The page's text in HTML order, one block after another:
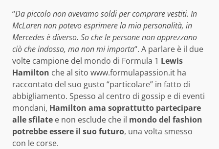
“Da piccolo non avevamo soldi per comprare vestiti. In
McLaren non potevo esprimere la mia personalità, in
Mercedes è diverso. So che le persone non apprezzano
ciò che indosso, ma non mi importa“. A parlare è il due
volte campione del mondo di Formula 1 Lewis
Hamilton che al sito www.formulapassion.it ha
raccontato del suo gusto “particolare” in fatto di
abbigliamento. Spesso al centro di gossip e di eventi
mondani, Hamilton ama soprattutto partecipare
alle sfilate e non esclude che il mondo del fashion
potrebbe essere il suo futuro, una volta smesso
con le corse.